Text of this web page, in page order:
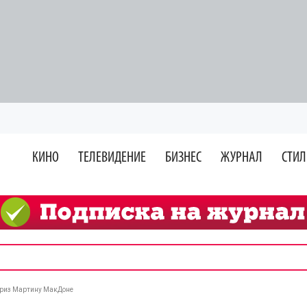
КИНО ТЕЛЕВИДЕНИЕ БИЗНЕС ЖУРНАЛ
Мартину МакДоне